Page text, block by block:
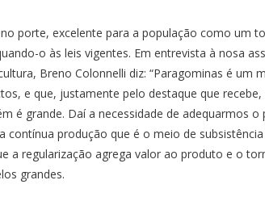
porte, excelente para a população como um
o às leis vigentes. Em entrevista à nosa
Breno Colonnelli diz: “Paragominas é um
e que, justamente pelo destaque que
é grande. Daí a necessidade de adequarmos
contínua produção que é o meio de
a regularização agrega valor ao produto e o
grandes.